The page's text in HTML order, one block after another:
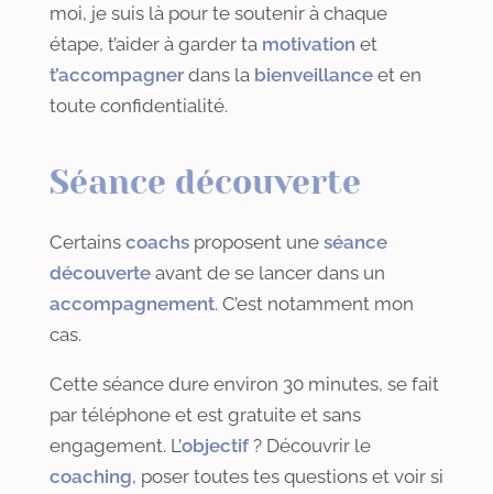
moi, je suis là pour te soutenir à chaque
étape, t’aider à garder ta motivation et
t’accompagner dans la bienveillance et en
toute confidentialité.
Séance découverte
Certains coachs proposent une séance
découverte avant de se lancer dans un
accompagnement. C’est notamment mon
cas.
Cette séance dure environ 30 minutes, se fait
par téléphone et est gratuite et sans
engagement. L’objectif? Découvrir le
coaching, poser toutes tes questions et voir si